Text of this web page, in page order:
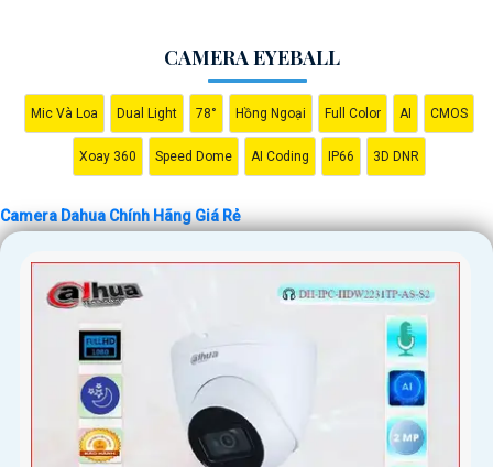
'
CAMERA EYEBALL
Mic Và Loa Dual Light 78° Hồng Ngoại Full Color AI CMOS
Xoay 360 Speed Dome AI Coding IP66 3D DNR
Camera Dahua Chính Hãng Giá Rẻ